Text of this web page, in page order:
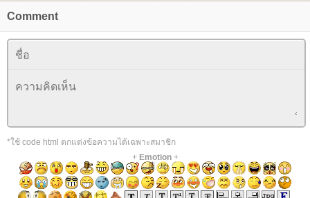
Comment
*ใช้ code html ตกแต่งข้อความได้เฉพาะสมาชิก
+ Emotion+